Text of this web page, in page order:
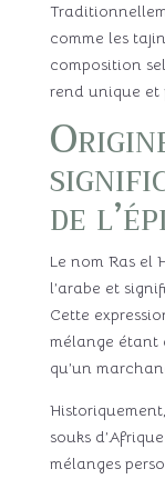
comme les
composition
rend unique et
de
Le nom Ras el
l’arabe et
Cette
mélange étant
qu’un
souks
mélanges